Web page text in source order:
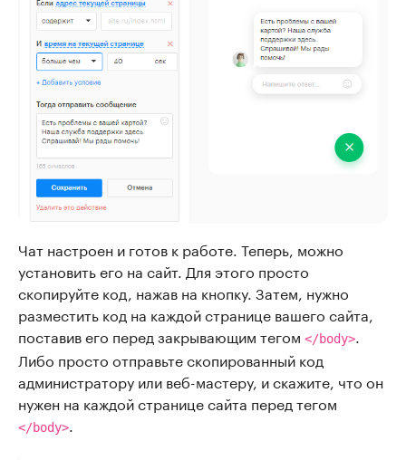
Чат настроен и готов к работе. Теперь, можно
установить его на сайт. Для этого просто
скопируйте код, нажав на кнопку. Затем, нужно
разместить код на каждой странице вашего сайта,
поставив его перед закрывающим тегом </body>
Либо просто отправьте скопированный код
администратору или веб-мастеру, и скажите, что он
нужен на каждой странице сайта перед тегом
</body>